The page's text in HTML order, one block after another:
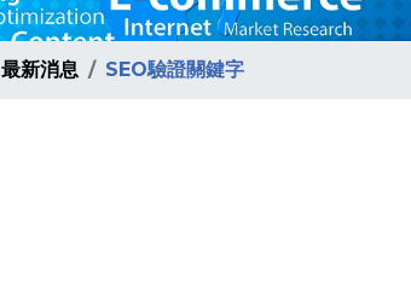
最新消息 SEO驗證關鍵字